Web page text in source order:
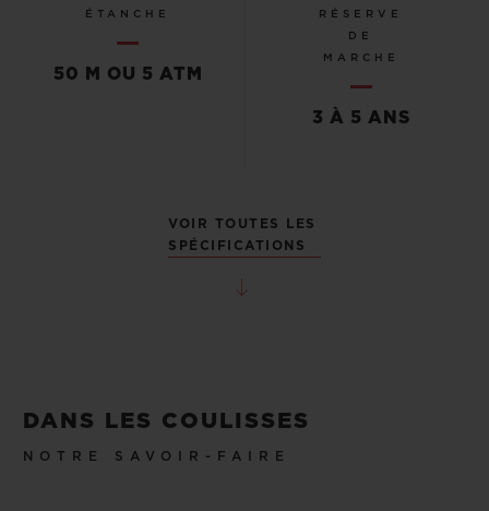
ÉTANCHE
50 M OU 5 ATM
RÉSERVE
DE
MARCHE
3 À 5 ANS
VOIR TOUTES LES
SPÉCIFICATIONS
DANS LES COULISSES
NOTRE SAVOIR-FAIRE